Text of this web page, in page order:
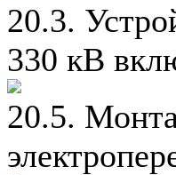
20.3.
330 кВ
20.5.